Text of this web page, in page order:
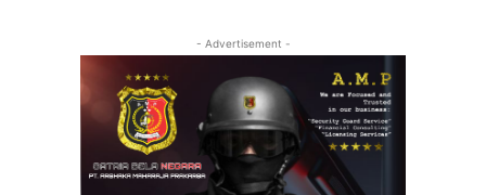
- Advertisement -